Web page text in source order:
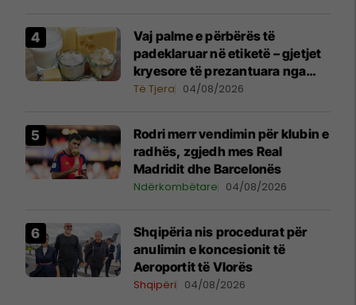
Vaj palme e përbërës të
padeklaruar në etiketë – gjetjet
kryesore të prezantuara nga
AUV-i pas kontrollit në sektorin
Të Tjera 04/08/2026
Rodri merr vendimin për klubin e
radhës, zgjedh mes Real
Madridit dhe Barcelonës
Ndërkombëtare 04/08/2026
​Shqipëria nis procedurat për
anulimin e koncesionit të
Aeroportit të Vlorës
Shqipëri 04/08/2026